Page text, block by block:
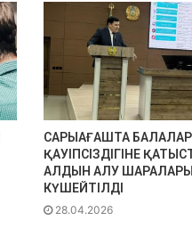
САРЫАҒАШТА БАЛАЛАР
ҚАУІПСІЗДІГІНЕ
АЛДЫН АЛУ ШАРАЛАРЫ
КҮШЕЙТІЛДІ
28.04.2026